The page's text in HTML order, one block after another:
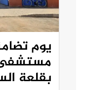
يوم
مستشفى
بقلعة